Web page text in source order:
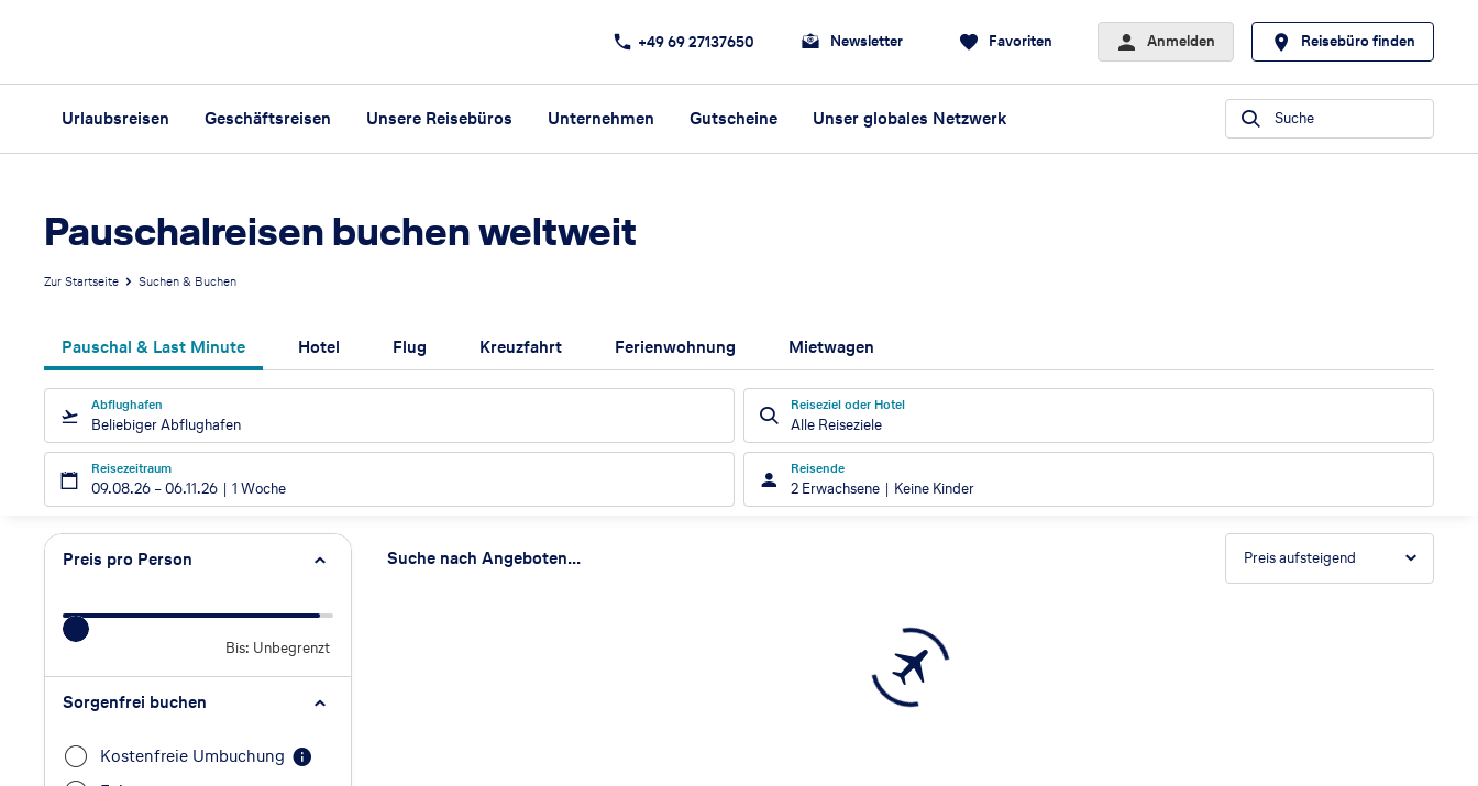
+49 69 27137650 Newsletter Favoriten Anmelden Reisebüro finden
Urlaubsreisen Geschäftsreisen Unsere Reisebüros Unternehmen Gutscheine Unser globales Netzwerk Suche
Pauschalreisen buchen weltweit
Zur Startseite Suchen & Buchen
Pauschal & Last Minute Hotel Flug Kreuzfahrt Ferienwohnung Mietwagen
Abflughafen
Beliebiger Abflughafen
Reiseziel oder Hotel
Alle Reiseziele
Reisezeitraum
09.08.26 –06.11.26 1 Woche
Reisende
2 Erwachsene Keine Kinder
Preis pro Person
Bis: Unbegrenzt
Sorgenfrei buchen
Kostenfreie Umbuchung
Suchergebnisse
Suche nach Angeboten... Preis aufsteigend